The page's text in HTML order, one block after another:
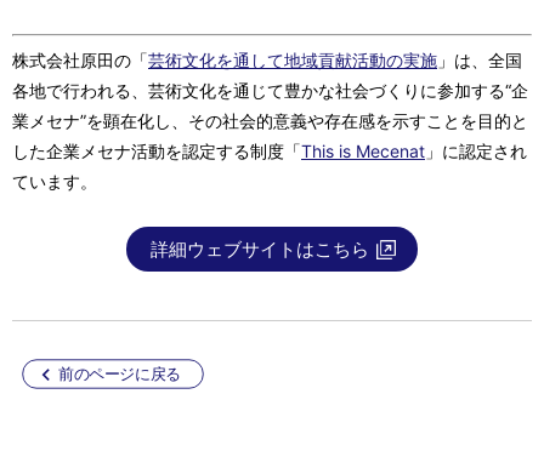
株式会社原田の「芸術文化を通して地域貢献活動の実施 」は、全国
各地で行われる、芸術文化を通じて豊かな社会づくりに参加する“企
業メセナ”を顕在化し、その社会的意義や存在感を示すことを目的と
した企業メセナ活動を認定する制度「This is Mecenat 」に認定され
ています。
詳細ウェブサイトはこちら
前のページに戻る